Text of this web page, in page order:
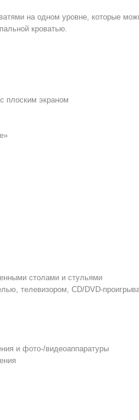
на одном уровне, которые
кроватью.
плоским экраном
столами и стульями
телевизором, CD/DVD-
и фото-/видеоаппаратуры